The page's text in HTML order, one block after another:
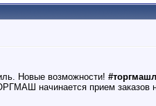
Новые возможности!
начинается прием заказов